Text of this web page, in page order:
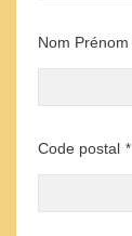
Nom Prénom
Code postal *